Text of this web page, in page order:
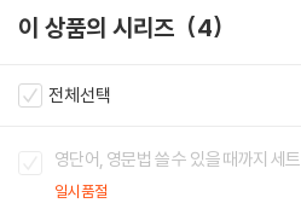
이 상품의 시리즈 4
전체선택
영단어, 영문법 쓸 수 있을 때까지 세트
일시품절